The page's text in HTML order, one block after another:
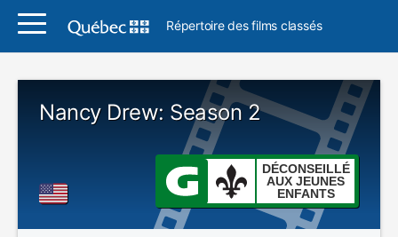
Répertoire des films classés
Nancy Drew: Season 2
DÉCONSEILLÉ
AUX JEUNES
ENFANTS